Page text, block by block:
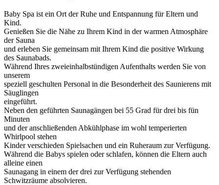
Baby Spa ist ein Ort der Ruhe und Entspannung für Eltern und
Kind.
Genießen Sie die Nähe zu Ihrem Kind in der warmen Atmosphäre
der Sauna
und erleben Sie gemeinsam mit Ihrem Kind die positive Wirkung
des Saunabads.
Während Ihres zweieinhalbstündigen Aufenthalts werden Sie von
unserem
speziell geschulten Personal in die Besonderheit des Saunierens mit
Säuglingen
eingeführt.
Neben den geführten Saunagängen bei 55 Grad für drei bis fün
Minuten
und der anschließenden Abkühlphase im wohl temperierten
Whirlpool stehen
Kinder verschieden Spielsachen und ein Ruheraum zur Verfügung.
Während die Babys spielen oder schlafen, können die Eltern auch
alleine einen
Saunagang in einem der drei zur Verfügung stehenden
Schwitzräume absolvieren.